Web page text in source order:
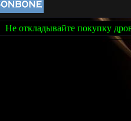
Не откладывайте покупку